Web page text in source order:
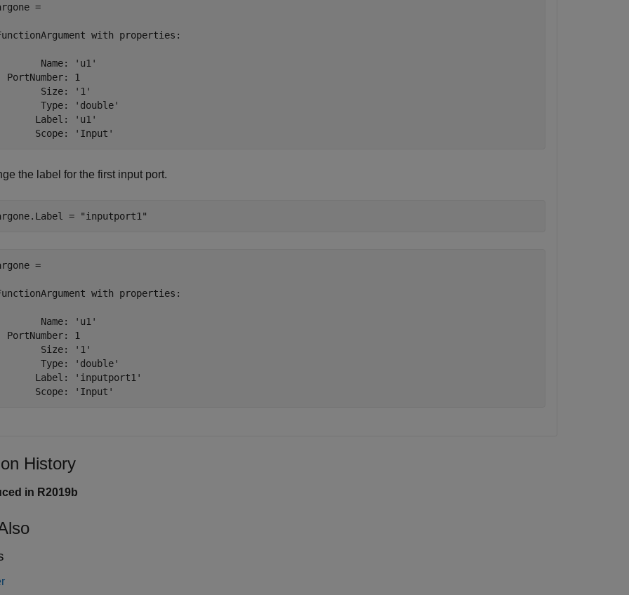
=
with properties:
Name: 'u1'
PortNumber: 1
Size: '1'
Type: 'double'
Label: 'u1'
the label for the first input port.
= "inputport1"
=
with properties:
Name: 'u1'
PortNumber: 1
Size: '1'
Type: 'double'
Label: 'inputport1'
Scope: 'Input'
History
in R2019b